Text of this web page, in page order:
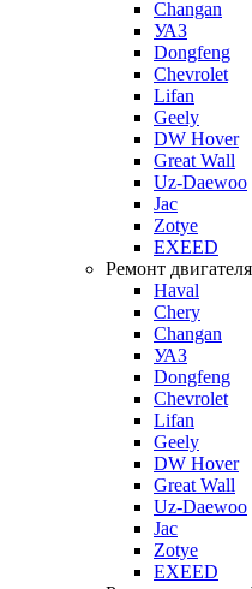
Changan
УАЗ
Dongfeng
Chevrolet
Lifan
Geely
DW Hover
Great Wall
Uz-Daewoo
Jac
Zotye
EXEED
Ремонт двигателя
Haval
Chery
Changan
УАЗ
Dongfeng
Chevrolet
Lifan
Geely
DW Hover
Great Wall
Uz-Daewoo
Jac
Zotye
EXEED